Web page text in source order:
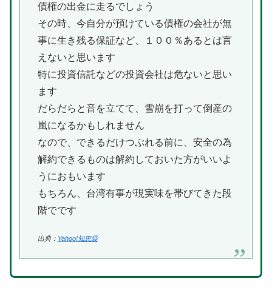
債権の出金に走るでしょう
その時、今自分が預けている債権の会社が無
事に生き残る保証など、１００％あるとは言
えないと思います
特に投資信託などの投資会社は危ないと思い
ます
だらだらと音を立てて、雪崩を打って倒産の
嵐になるかもしれません
なので、できるだけつぶれる前に、安全の為
解約できるものは解約しておいた方がいいよ
うにおもいます
もちろん、台湾有事が現実味を帯びてきた段
階でです
出典： Yahoo!知恵袋